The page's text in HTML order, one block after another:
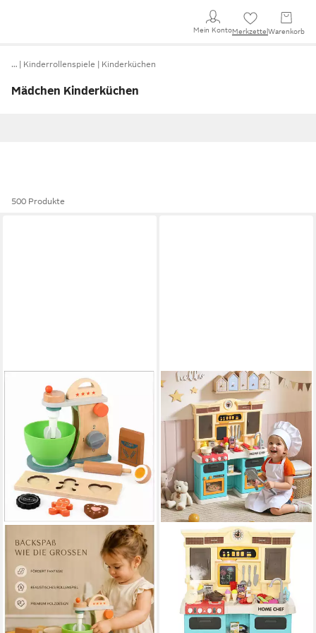
Mein KontoMerkzettel Warenkorb
… Kinderrollenspiele Kinderküchen
Mädchen Kinderküchen
500 Produkte